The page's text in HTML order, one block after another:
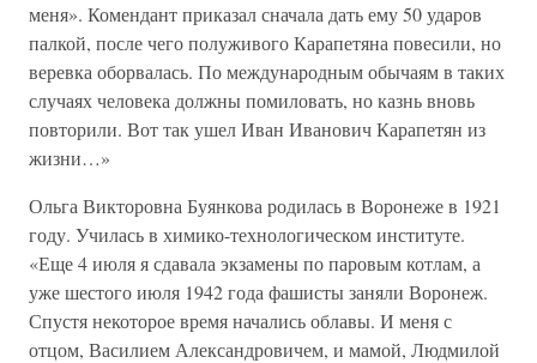
меня». Комендант приказал сначала дать ему 50 ударов
палкой, после чего полуживого Карапетяна повесили, но
веревка оборвалась. По международным обычаям в таких
случаях человека должны помиловать, но казнь вновь
повторили. Вот так ушел Иван Иванович Карапетян из
жизни…»
Ольга Викторовна Буянкова родилась в Воронеже в 1921
году. Училась в химико-технологическом институте.
«Еще 4 июля я сдавала экзамены по паровым котлам, а
уже шестого июля 1942 года фашисты заняли Воронеж.
Спустя некоторое время начались облавы. И меня с
отцом, Василием Александровичем, и мамой, Людмилой